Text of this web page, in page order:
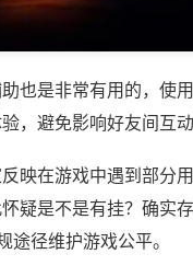
也是非常有用的，使
，避免影响好友间互动
映在游戏中遇到部分
疑是不是有挂？确实
径维护游戏公平。